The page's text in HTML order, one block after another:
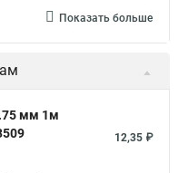
термоусадочная 8
белая
Показать больше
мм 1м
12,35 ₽